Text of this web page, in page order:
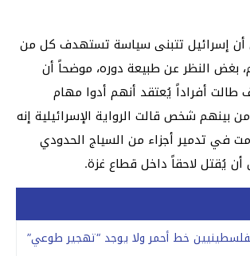
أن إسرائيل تتبنى سياسة تستهدف كل من
بغض النظر عن طبيعة دوره، موضحاً أن
طالت أفراداً يُعتقد أنهم أدوا مهام
بينهم شخص قالت الرواية الإسرائيلية إنه
في تدمير أجزاء من السياج الحدودي
أن يُقتل لاحقاً داخل قطاع غزة.
خط أحمر ولا يوجد “تهجير طوعي”